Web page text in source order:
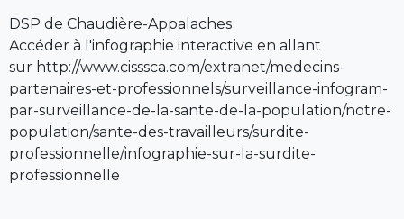
DSP de Chaudière-Appalaches
Accéder à l'infographie interactive en allant
sur http://www.cisssca.com/extranet/medecins-
partenaires-et-professionnels/surveillance-infogram-
par-surveillance-de-la-sante-de-la-population/notre-
population/sante-des-travailleurs/surdite-
professionnelle/infographie-sur-la-surdite-
professionnelle